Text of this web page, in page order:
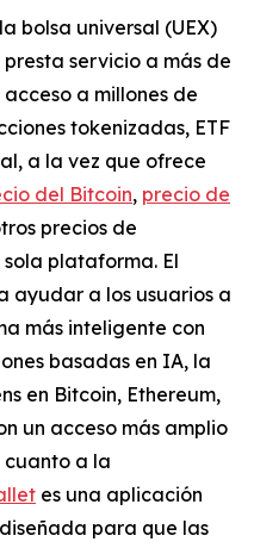
bolsa universal (UEX)
servicio a más de
a millones de
tokenizadas, ETF
a la vez que ofrece
del Bitcoin, precio de
precios de
plataforma. El
ayudar a los usuarios a
más inteligente con
basadas en IA, la
en Bitcoin, Ethereum,
un acceso más amplio
cuanto a la
es una aplicación
para que las